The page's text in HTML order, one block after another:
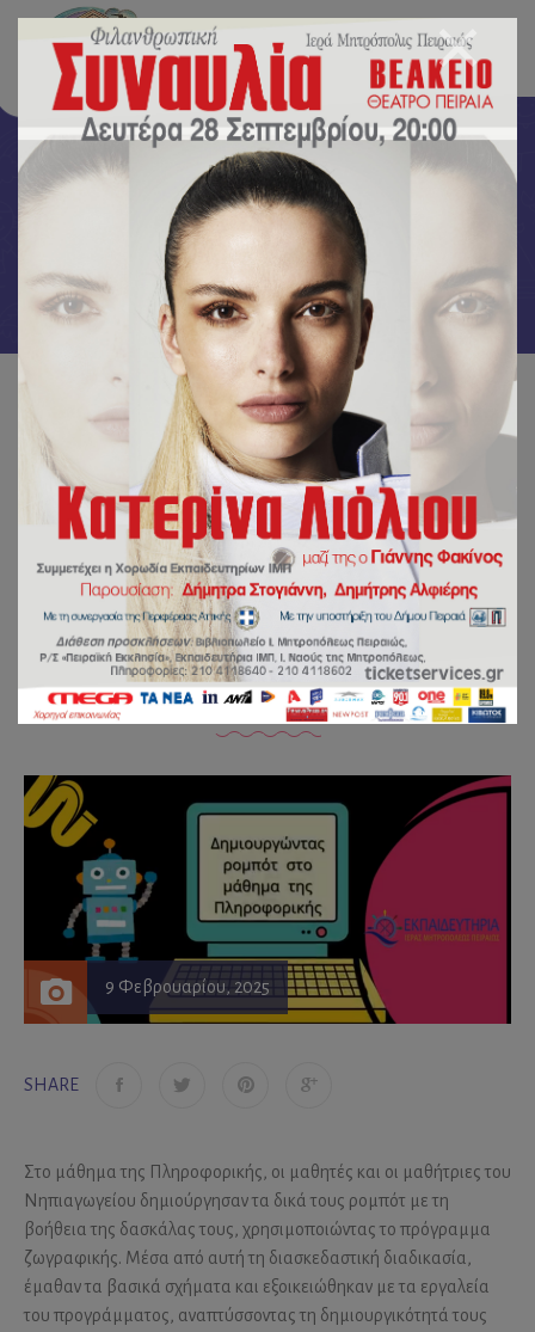
Δραστηριότητες
Αρχική Δραστηριότητες /
Δημιουργία ρομπότ από τα παιδιά του Νηπιαγωγείου!
Δημιουργία ρομπότ από τα
παιδιά του Νηπιαγωγείου!
by johnklon
9 Φεβρουαρίου, 2025
SHARE
Στο μάθημα της Πληροφορικής, οι μαθητές και οι μαθήτριες του
Νηπιαγωγείου δημιούργησαν τα δικά τους ρομπότ με τη
βοήθεια της δασκάλας τους, χρησιμοποιώντας το πρόγραμμα
ζωγραφικής. Μέσα από αυτή τη διασκεδαστική διαδικασία,
έμαθαν τα βασικά σχήματα και εξοικειώθηκαν με τα εργαλεία
του προγράμματος, αναπτύσσοντας τη δημιουργικότητά τους